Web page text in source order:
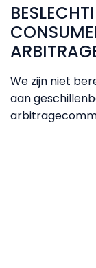
We zijn niet
aan